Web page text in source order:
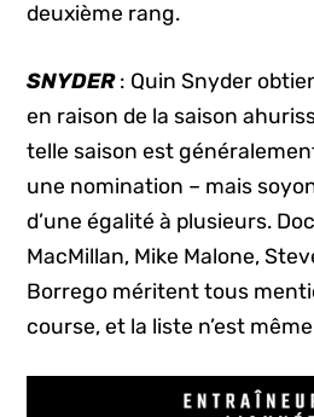
deuxième rang.
SNYDER: Quin Snyder
en raison de la saison
telle saison est
une nomination – mais
d’une égalité à plusieurs.
MacMillan, Mike Malone,
Borrego méritent tous
course, et la liste n’est